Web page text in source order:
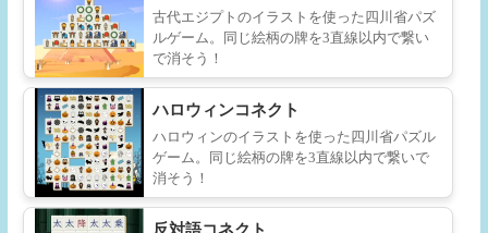
古代エジプトのイラストを使った四川省パズ
ルゲーム。同じ絵柄の牌を3直線以内で繋い
で消そう！
ハロウィンコネクト
ハロウィンのイラストを使った四川省パズル
ゲーム。同じ絵柄の牌を3直線以内で繋いで
消そう！